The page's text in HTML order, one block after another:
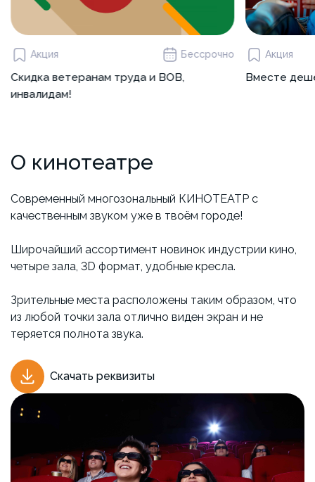
Акция Бессрочно
Скидка ветеранам труда и ВОВ,
инвалидам!
Акция
Вместе
О кинотеатре
Современный многозональный КИНОТЕАТР с
качественным звуком уже в твоём городе!
Широчайший ассортимент новинок индустрии кино,
четыре зала, 3D формат, удобные кресла.
Зрительные места расположены таким образом, что
из любой точки зала отлично виден экран и не
теряется полнота звука.
Скачать реквизиты